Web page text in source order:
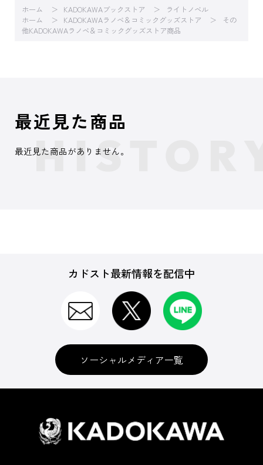
ホーム KADOKAWAブックストア
ライトノベル
ホーム
KADOKAWAラノベ＆コミックグッズストア
その
他KADOKAWAラノベ＆コミックグッズストア商品
最近見た商品
最近見た商品がありません。
カドスト最新情報を配信中
ソーシャルメディア一覧